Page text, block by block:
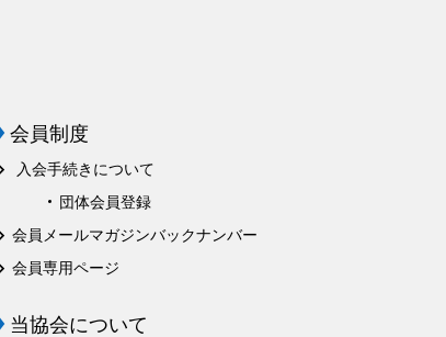
会員制度
入会手続きについて
団体会員登録
会員メールマガジンバックナンバー
会員専用ページ
当協会について